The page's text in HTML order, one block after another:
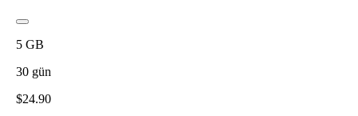
5 GB
30 gün
$24.90